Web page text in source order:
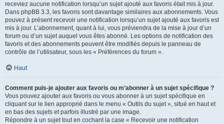
receviez aucune notification lorsqu’un sujet ajouté aux favoris était mis à jour.
Dans phpBB 3.3, les favoris sont davantage similaires aux abonnements. Vous
pouvez à présent recevoir une notification lorsqu’un sujet ajouté aux favoris est
mis à jour. L’abonnement, quant à lui, vous préviendra de la mise à jour d’un
forum ou d’un sujet auquel vous êtes abonné. Les options de notification des
favoris et des abonnements peuvent être modifiés depuis le panneau de
contrôle de l’utilisateur, sous les « Préférences du forum ».
Haut
Comment puis-je ajouter aux favoris ou m’abonner à un sujet spécifique ?
Vous pouvez ajouter aux favoris ou vous abonner à un sujet spécifique en
cliquant sur le lien approprié dans le menu « Outils du sujet », situé en haut et
en bas des sujets et parfois illustré par une image.
Répondre à un sujet tout en cochant la case « Recevoir une notification